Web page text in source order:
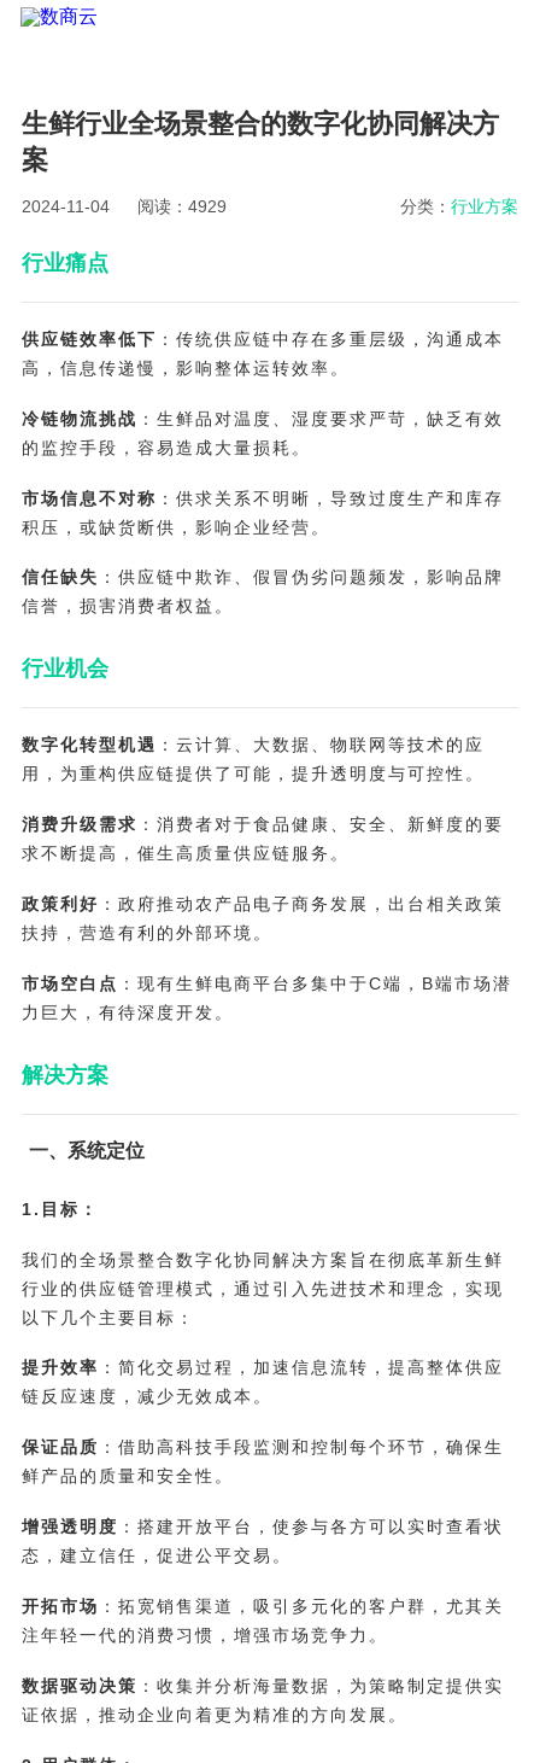
生鲜行业全场景整合的数字化协同解决方
案
2024-11-04 阅读：4929 分类：行业方案
行业痛点
供应链效率低下 ：传统供应链中存在多重层级，沟通成本
高，信息传递慢，影响整体运转效率。
冷链物流挑战 ：生鲜品对温度、湿度要求严苛，缺乏有效
的监控手段，容易造成大量损耗。
市场信息不对称 ：供求关系不明晰，导致过度生产和库存
积压，或缺货断供，影响企业经营。
信任缺失 ：供应链中欺诈、假冒伪劣问题频发，影响品牌
信誉，损害消费者权益。
行业机会
数字化转型机遇 ：云计算、大数据、物联网等技术的应
用，为重构供应链提供了可能，提升透明度与可控性。
消费升级需求 ：消费者对于食品健康、安全、新鲜度的要
求不断提高，催生高质量供应链服务。
政策利好 ：政府推动农产品电子商务发展，出台相关政策
扶持，营造有利的外部环境。
市场空白点 ：现有生鲜电商平台多集中于C端，B端市场潜
力巨大，有待深度开发。
解决方案
一、系统定位
1.目标：
我们的全场景整合数字化协同解决方案旨在彻底革新生鲜
行业的供应链管理模式，通过引入先进技术和理念，实现
以下几个主要目标：
提升效率 ：简化交易过程，加速信息流转，提高整体供应
链反应速度，减少无效成本。
保证品质 ：借助高科技手段监测和控制每个环节，确保生
鲜产品的质量和安全性。
增强透明度 ：搭建开放平台，使参与各方可以实时查看状
态，建立信任，促进公平交易。
开拓市场 ：拓宽销售渠道，吸引多元化的客户群，尤其关
注年轻一代的消费习惯，增强市场竞争力。
数据驱动决策 ：收集并分析海量数据，为策略制定提供实
证依据，推动企业向着更为精准的方向发展。